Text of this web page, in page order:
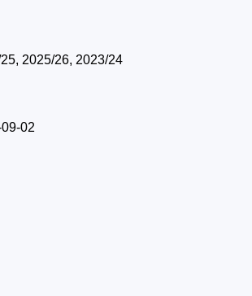
2025/26, 2023/24
02